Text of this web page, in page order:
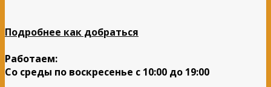
Подробнее как добраться
Работаем:
Со среды по воскресенье с 10:00 до 19:00